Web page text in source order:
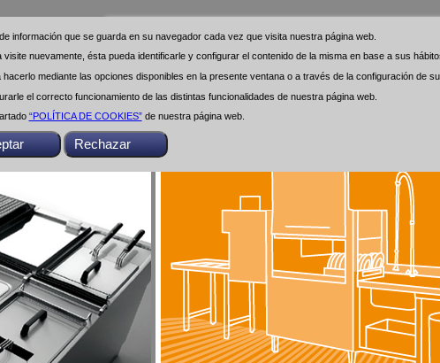
información que se guarda en su navegador cada vez que visita nuestra página web.
nuevamente, ésta pueda identificarle y configurar el contenido de la misma en base a sus
mediante las opciones disponibles en la presente ventana o a través de la configuración de
el correcto funcionamiento de las distintas funcionalidades de nuestra página web.
“POLÍTICA DE COOKIES”de nuestra página web.
información que se guarda en su navegador cada vez que visita nuestra página web.
nuevamente, ésta pueda identificarle y configurar el contenido de la misma en base a sus
mediante las opciones disponibles en la presente ventana o a través de la configuración de
el correcto funcionamiento de las distintas funcionalidades de nuestra página web.
“POLÍTICA DE COOKIES”de nuestra página web.
Buscar